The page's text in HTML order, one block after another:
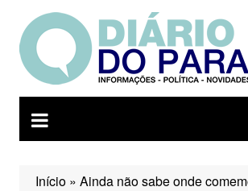
para
conteúdo
Início» Ainda não sabe onde